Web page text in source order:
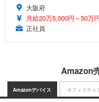
大阪府
月給20万5,000円～50万
正社員
Amazon
Amazonデバイス オフィスチェ